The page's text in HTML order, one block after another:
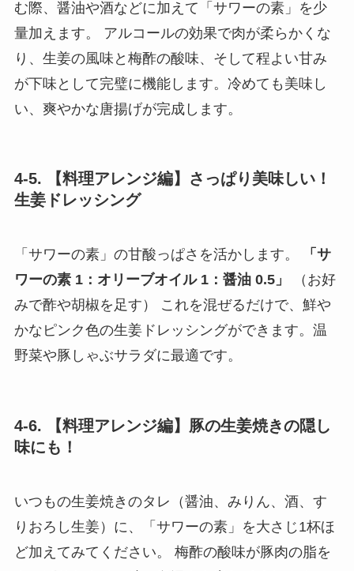
む際、醤油や酒などに加えて「サワーの素」を少
量加えます。 アルコールの効果で肉が柔らかくな
り、生姜の風味と梅酢の酸味、そして程よい甘み
が下味として完璧に機能します。冷めても美味し
い、爽やかな唐揚げが完成します。
4-5. 【料理アレンジ編】さっぱり美味しい！
生姜ドレッシング
「サワーの素」の甘酸っぱさを活かします。
「サ
ワーの素 1：オリーブオイル 1：醤油 0.5」
（お好
みで酢や胡椒を足す） これを混ぜるだけで、鮮や
かなピンク色の生姜ドレッシングができます。温
野菜や豚しゃぶサラダに最適です。
4-6. 【料理アレンジ編】豚の生姜焼きの隠し
味にも！
いつもの生姜焼きのタレ（醤油、みりん、酒、す
りおろし生姜）に、「サワーの素」を大さじ1杯ほ
ど加えてみてください。 梅酢の酸味が豚肉の脂を